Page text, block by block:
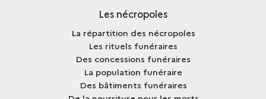
Les nécropoles
La répartition des nécropoles
Les rituels funéraires
Des concessions funéraires
La population funéraire
Des bâtiments funéraires